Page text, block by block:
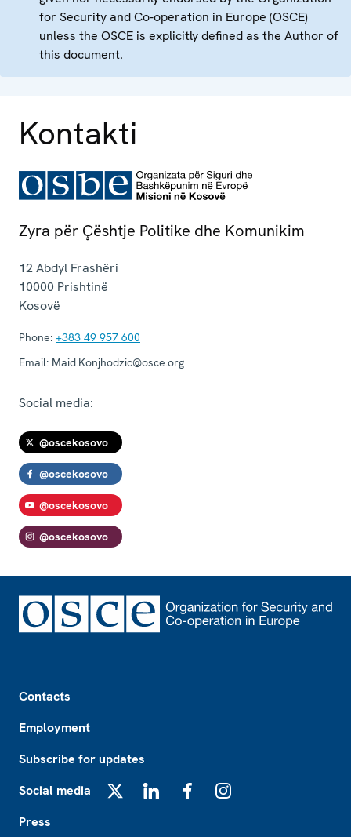
for Security and Co-operation in Europe (OSCE)
unless the OSCE is explicitly defined as the Author of
this document.
Kontakti
Zyra për Çështje Politike dhe Komunikim
12 Abdyl Frashëri
10000 Prishtinë
Kosovë
Phone: +383 49 957 600
Email: Maid.Konjhodzic@osce.org
Social media:
@oscekosovo
@oscekosovo
@oscekosovo
@oscekosovo
Contacts
Employment
Subscribe for updates
Social media
Press